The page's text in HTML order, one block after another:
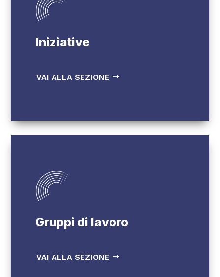
Iniziative
VAI ALLA SEZIONE
Gruppi di lavoro
VAI ALLA SEZIONE